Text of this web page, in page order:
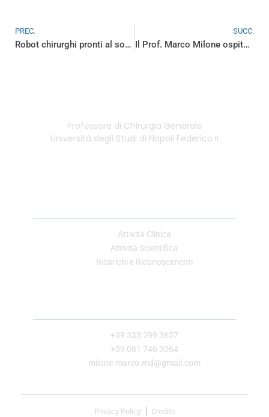
PREC.
Robot chirurghi pronti al sorpasso sulla laparoscopia
SUCC.
Il Prof. Marco Milone ospite del programma RAI Elisir
Professore di Chirurgia Generale
Università degli Studi di Napoli Federico II
Attività Clinica
Attività Scientifica
Incarichi e Riconoscimenti
+39 333 299 3637
+39 081 746 3064
milone.marco.md@gmail.com
Privacy Policy Credits